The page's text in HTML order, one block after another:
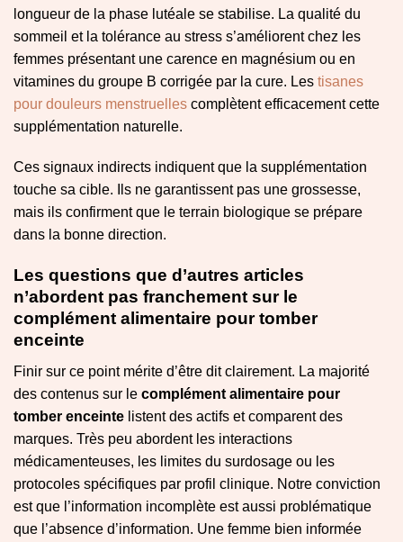
longueur de la phase lutéale se stabilise. La qualité du
sommeil et la tolérance au stress s’améliorent chez les
femmes présentant une carence en magnésium ou en
vitamines du groupe B corrigée par la cure. Les tisanes
pour douleurs menstruelles complètent efficacement cette
supplémentation naturelle.
Ces signaux indirects indiquent que la supplémentation
touche sa cible. Ils ne garantissent pas une grossesse,
mais ils confirment que le terrain biologique se prépare
dans la bonne direction.
Les questions que d’autres articles
n’abordent pas franchement sur le
complément alimentaire pour tomber
enceinte
Finir sur ce point mérite d’être dit clairement. La majorité
des contenus sur le complément alimentaire pour
tomber enceinte listent des actifs et comparent des
marques. Très peu abordent les interactions
médicamenteuses, les limites du surdosage ou les
protocoles spécifiques par profil clinique. Notre conviction
est que l’information incomplète est aussi problématique
que l’absence d’information. Une femme bien informée